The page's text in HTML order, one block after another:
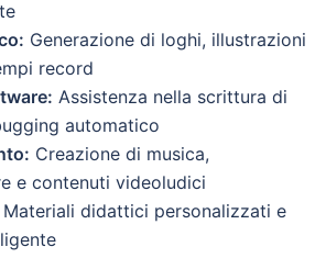
Generazione di loghi, illustrazioni
record
Assistenza nella scrittura di
automatico
Creazione di musica,
e contenuti videoludici
Materiali didattici personalizzati e